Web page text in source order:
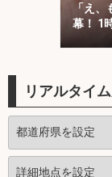
「え
幕！ 1
リアルタイ